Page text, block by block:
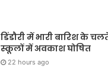
डिंडौरी में भारी बारिश के
स्कूलों में अवकाश घोषित
22 hours ago